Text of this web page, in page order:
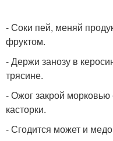
- Соки пей, меняй
фруктом.
- Держи занозу в
трясине.
- Ожог закрой морковью
касторки.
- Сгодится может и